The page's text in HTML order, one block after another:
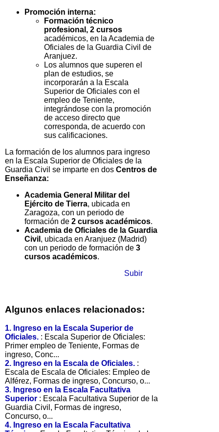
Promoción interna:
Formación técnico
profesional, 2 cursos
académicos, en la Academia de
Oficiales de la Guardia Civil de
Aranjuez.
Los alumnos que superen el
plan de estudios, se
incorporarán a la Escala
Superior de Oficiales con el
empleo de Teniente,
integrándose con la promoción
de acceso directo que
corresponda, de acuerdo con
sus calificaciones.
La formación de los alumnos para ingreso
en la Escala Superior de Oficiales de la
Guardia Civil se imparte en dos Centros de
Enseñanza:
Academia General Militar del
Ejército de Tierra, ubicada en
Zaragoza, con un periodo de
formación de 2 cursos académicos.
Academia de Oficiales de la Guardia
Civil , ubicada en Aranjuez (Madrid)
con un periodo de formación de 3
cursos académicos.
Subir
Algunos enlaces relacionados:
1. Ingreso en la Escala Superior de
Oficiales. : Escala Superior de Oficiales:
Primer empleo de Teniente, Formas de
ingreso, Conc...
2. Ingreso en la Escala de Oficiales. :
Escala de Escala de Oficiales: Empleo de
Alférez, Formas de ingreso, Concurso, o...
3. Ingreso en la Escala Facultativa
Superior : Escala Facultativa Superior de la
Guardia Civil, Formas de ingreso,
Concurso, o...
4. Ingreso en la Escala Facultativa